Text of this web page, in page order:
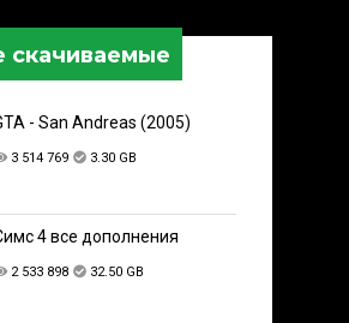
скачиваемые
- San Andreas (2005)
3 514 769 3.30 GB
4 все дополнения
2 533 898 32.50 GB